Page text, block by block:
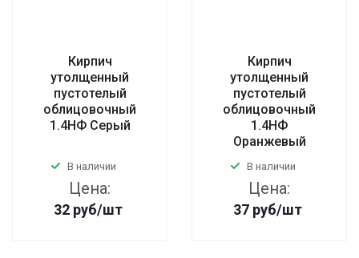
Кирпич
утолщенный
пустотелый
облицовочный
1.4НФ Серый
В наличии
Цена:
32 руб/шт
Кирпич
утолщенный
пустотелый
облицовочный
1.4НФ
Оранжевый
В наличии
Цена:
37 руб/шт